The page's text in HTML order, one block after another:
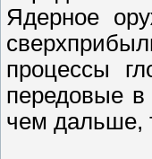
Ядерное
процессы
передовые
чем дальше,